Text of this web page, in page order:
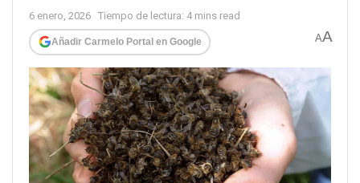
6 enero, 2026 Tiempo de lectura: 4 mins read
Añadir Carmelo Portal en Google AA